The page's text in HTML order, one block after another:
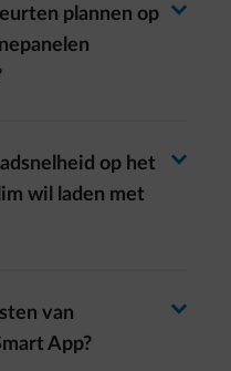
plannen op
arrow-right
op het
wil laden met
arrow-right
van
App?
arrow-right